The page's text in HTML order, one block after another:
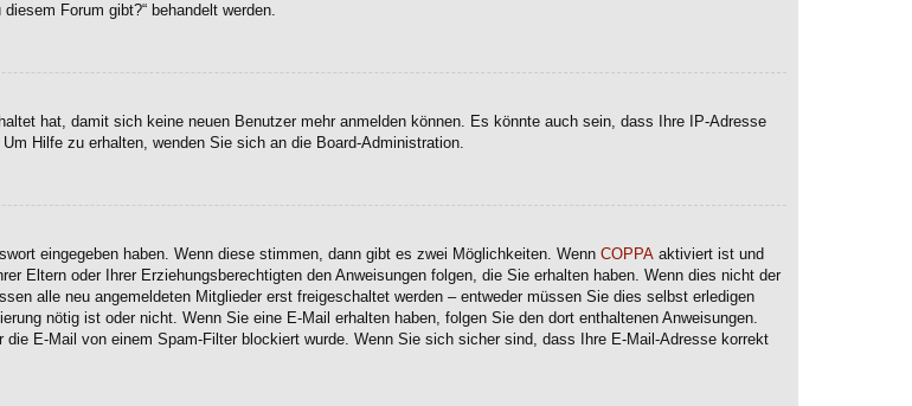
Forum gibt?“ behandelt werden.
hat, damit sich keine neuen Benutzer mehr anmelden können. Es könnte auch sein, dass Ihre IP-Adresse
Hilfe zu erhalten, wenden Sie sich an die Board-Administration.
eingegeben haben. Wenn diese stimmen, dann gibt es zwei Möglichkeiten. Wenn COPPA aktiviert ist und
Eltern oder Ihrer Erziehungsberechtigten den Anweisungen folgen, die Sie erhalten haben. Wenn dies nicht der
alle neu angemeldeten Mitglieder erst freigeschaltet werden – entweder müssen Sie dies selbst erledigen
nötig ist oder nicht. Wenn Sie eine E-Mail erhalten haben, folgen Sie den dort enthaltenen Anweisungen.
E-Mail von einem Spam-Filter blockiert wurde. Wenn Sie sich sicher sind, dass Ihre E-Mail-Adresse korrekt